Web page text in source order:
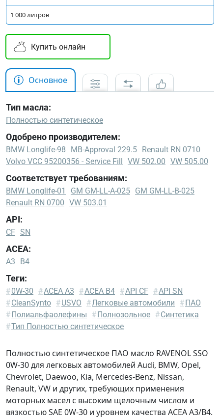
1 000 литров
Купить онлайн
Основное
Тип масла:
Полностью синтетическое
Одобрено производителем:
BMW Longlife-98 MB-Approval 229.5 Renault RN 0710
Volvo VCC 95200356 - Service Fill VW 502.00 VW 505.00
Соответствует требованиям:
BMW Longlife-01 GM GM-LL-A-025 GM GM-LL-B-025
Renault RN 0700 VW 503.01
API:
CF SN
ACEA:
A3 B4
BMW
Longlife-
01
BMW
98
GM
GM-
LL-
A-
025
Теги:
#0W-30 #ACEA A3 #ACEA B4 #API CF #API SN
#CleanSynto #USVO #Легковые автомобили #ПАО
#Полиальфаолефины #Полнозольное #Синтетика
#Тип Полностью синтетическое
Полностью синтетическое ПАО масло RAVENOL SSO
0W-30 для легковых автомобилей Audi, BMW, Opel,
Chevrolet, Daewoo, Kia, Mercedes-Benz, Nissan,
Renault, VW и других, требующих применения
моторных масел с высоким щелочным числом и
вязкостью SAE 0W-30 и уровнем качества ACEA A3/B4.